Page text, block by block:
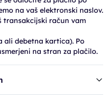
na vaš elektronski naslov.
transakcijski račun vam
ali debetna kartica). Po
na stran za plačilo.